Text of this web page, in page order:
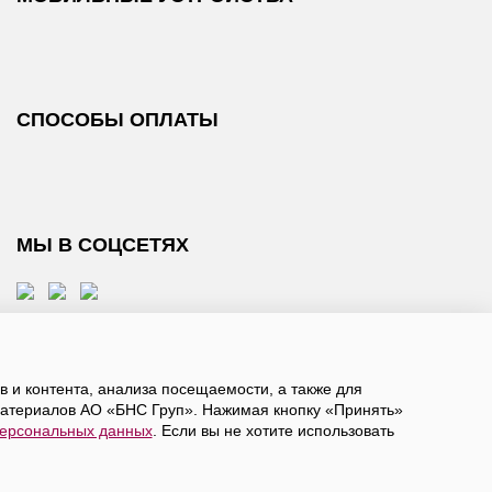
СПОСОБЫ ОПЛАТЫ
МЫ В СОЦСЕТЯХ
, даетесогласие на обработку персональных данных
контента, анализа посещаемости, а также для
АО «БНС Груп». Нажимая кнопку «Принять»
данных. Если вы не хотите использовать